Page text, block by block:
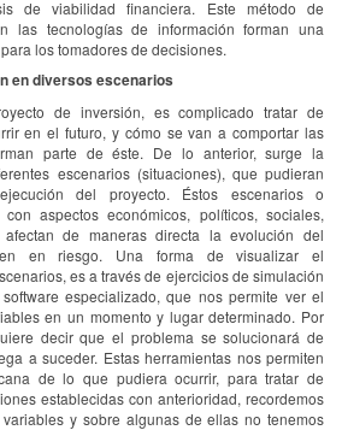
de viabilidad financiera. Este método de
las tecnologías de información forman una
los tomadores de decisiones.
en diversos escenarios
de inversión, es complicado tratar de
en el futuro, y cómo se van a comportar las
parte de éste. De lo anterior, surge la
escenarios (situaciones), que pudieran
del proyecto. Éstos escenarios o
aspectos económicos, políticos, sociales,
de maneras directa la evolución del
en riesgo. Una forma de visualizar el
es a través de ejercicios de simulación
especializado, que nos permite ver el
en un momento y lugar determinado. Por
decir que el problema se solucionará de
a suceder. Estas herramientas nos permiten
de lo que pudiera ocurrir, para tratar de
establecidas con anterioridad, recordemos
y sobre algunas de ellas no tenemos